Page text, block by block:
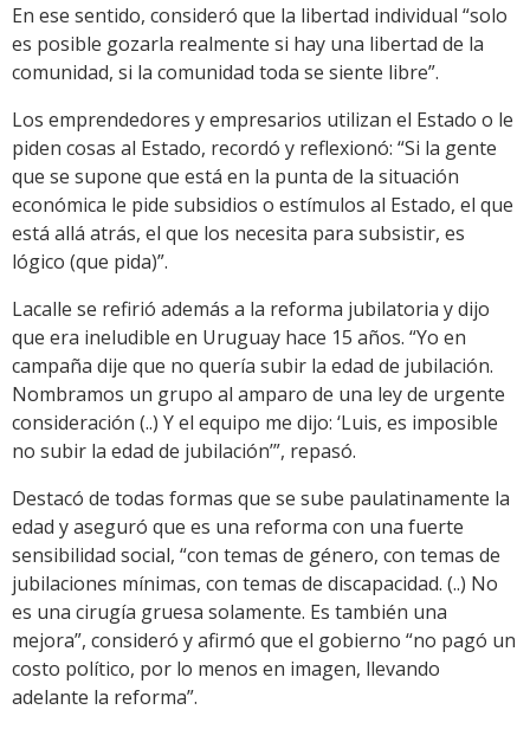
En ese sentido, consideró que la libertad individual “solo
es posible gozarla realmente si hay una libertad de la
comunidad, si la comunidad toda se siente libre”.
Los emprendedores y empresarios utilizan el Estado o le
piden cosas al Estado, recordó y reflexionó: “Si la gente
que se supone que está en la punta de la situación
económica le pide subsidios o estímulos al Estado, el que
está allá atrás, el que los necesita para subsistir, es
lógico (que pida)”.
Lacalle se refirió además a la reforma jubilatoria y dijo
que era ineludible en Uruguay hace 15 años. “Yo en
campaña dije que no quería subir la edad de jubilación.
Nombramos un grupo al amparo de una ley de urgente
consideración (..) Y el equipo me dijo: ‘Luis, es imposible
no subir la edad de jubilación’”, repasó.
Destacó de todas formas que se sube paulatinamente la
edad y aseguró que es una reforma con una fuerte
sensibilidad social, “con temas de género, con temas de
jubilaciones mínimas, con temas de discapacidad. (..) No
es una cirugía gruesa solamente. Es también una
mejora”, consideró y afirmó que el gobierno “no pagó un
costo político, por lo menos en imagen, llevando
adelante la reforma”.